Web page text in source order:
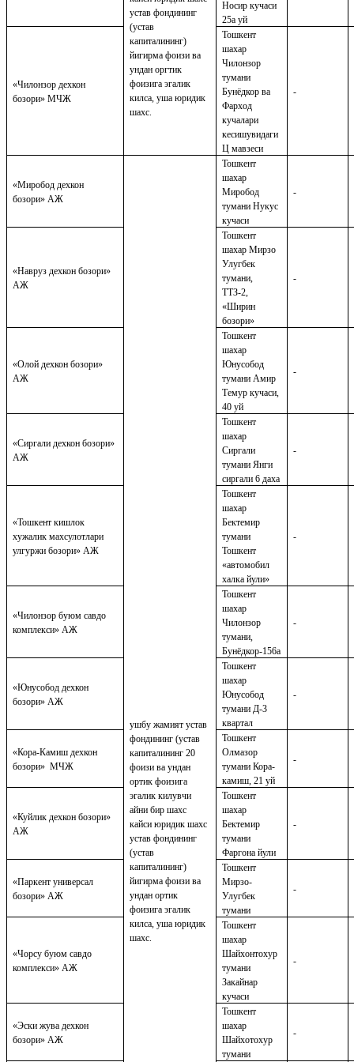
устав фондининг
(устав
капиталининг)
йигирма фоизи ва
ундан оргтик
фоизига эгалик
килса, уша юридик
шахс.
Носир кучаси
25а уй
«Чилонзордехкон
бозори»МЧЖ
Тошкент
шахар
Чилонзор
тумани
Бунёдкор ва
Фарход
кучалари
кесишувидаги
Ц мавзеси
-
«Миробод дехкон
бозори» АЖ
ушбу жамият устав
фондининг (устав
капиталининг 20
фоизи ва ундан
ортик фоизига
эгалик килувчи
айни бир шахс
кайси юридик шахс
устав фондининг
(устав
капиталининг)
йигирма фоизи ва
ундан ортик
фоизига эгалик
килса, уша юридик
шахс.
Тошкент
шахар
Миробод
тумани Нукус
кучаси
-
«Навруз дехкон бозори»
АЖ
Тошкент
шахар Мирзо
Улугбек
тумани,
ТТЗ-2,
«Ширин
бозори»
-
«Олой дехкон бозори»
АЖ
Тошкент
шахар
Юнусобод
тумани Амир
Темур кучаси,
40 уй
-
«Сиргали дехкон бозори»
АЖ
Тошкент
шахар
Сиргали
тумани Янги
сиргали 6 даха
-
«Тошкент кишлок
хужалик махсулотлари
улгуржи бозори» АЖ
Тошкент
шахар
Бектемир
тумани
Тошкент
«автомобил
халка йули»
-
«Чилонзор буюм савдо
комплекси» АЖ
Тошкент
шахар
Чилонзор
тумани,
Бунёдкор-156а
-
«Юнусобод дехкон
бозори» АЖ
Тошкент
шахар
Юнусобод
тумани Д-3
квартал
-
«Кора-Камиш дехкон
бозори» МЧЖ
Тошкент
Олмазор
тумани Кора-
камиш, 21 уй
-
«Куйлик дехкон бозори»
АЖ
Тошкент
шахар
Бектемир
тумани
Фаргона йули
-
«Паркент универсал
бозори» АЖ
Тошкент
Мирзо-
Улугбек
тумани
-
«Чорсу буюм савдо
комплекси» АЖ
Тошкент
шахар
Шайхонтохур
тумани
Закайнар
кучаси
-
«Эски жува дехкон
бозори» АЖ
Тошкент
шахар
Шайхотохур
тумани
-